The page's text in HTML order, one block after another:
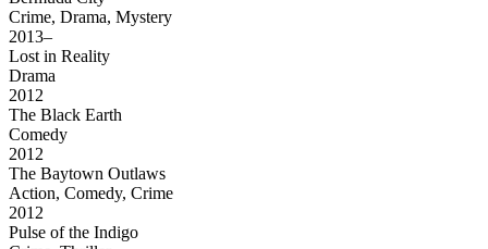
Crime, Drama, Mystery
2013–
Lost in Reality
Drama
2012
The Black Earth
Comedy
2012
The Baytown Outlaws
Action, Comedy, Crime
2012
Pulse of the Indigo